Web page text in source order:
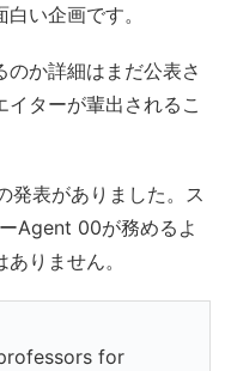
い企画です。
か詳細はまだ公表さ
ターが輩出されるこ
発表がありました。ス
Agent 00が務めるよ
りません。
for